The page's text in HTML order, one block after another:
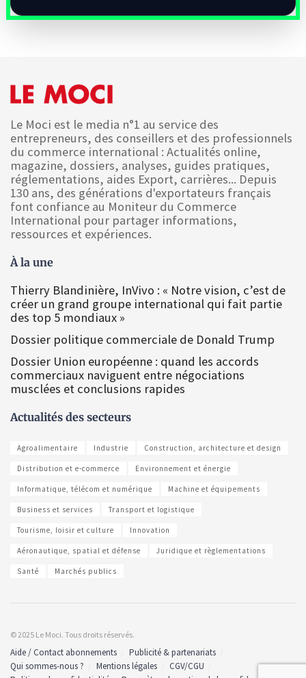
Le Moci est le media n°1 au service des
entrepreneurs, des conseillers et des professionnels
du commerce international : Actualités online,
magazine, dossiers, analyses, guides pratiques,
réglementations, aides Export, carrières... Depuis
130 ans, des générations d'exportateurs français
font confiance au Moniteur du Commerce
International pour partager informations,
ressources et expériences.
À la une
Thierry Blandinière, InVivo : « Notre vision, c’est de
créer un grand groupe international qui fait partie
des top 5 mondiaux »
Dossier politique commerciale de Donald Trump
Dossier Union européenne : quand les accords
commerciaux naviguent entre négociations
musclées et conclusions rapides
Actualités des secteurs
Agroalimentaire Industrie Construction, architecture et design
Distribution et e-commerce Environnement et énergie
Informatique, télécom et numérique Machine et équipements
Business et services Transport et logistique
Tourisme, loisir et culture Innovation
Aéronautique, spatial et défense Juridique et règlementations
Santé Marchés publics
© 2025 Le Moci. Tous droits réservés.
Aide / Contact abonnements
Publicité & partenariats
Qui sommes-nous ?
Mentions légales
CGV/CGU